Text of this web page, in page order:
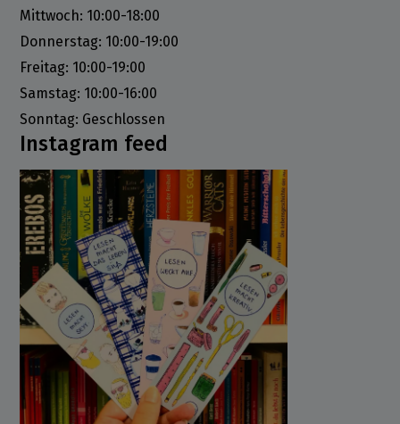
Mittwoch: 10:00-18:00
Donnerstag: 10:00-19:00
Freitag: 10:00-19:00
Samstag: 10:00-16:00
Sonntag: Geschlossen
Instagram feed